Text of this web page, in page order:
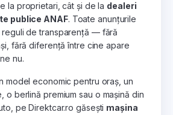
la proprietari, cât și de la dealeri
publice ANAF. Toate anunțurile
de transparență — fără
fără diferență între cine apare
nu.
model economic pentru oraș, un
o berlină premium sau o mașină din
pe Direktcar.ro găsești mașina